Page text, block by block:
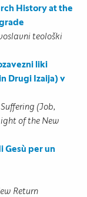
History at the
teološki
liki
Drugi Izaija) v
(Job,
of the New
Gesù per un
Return